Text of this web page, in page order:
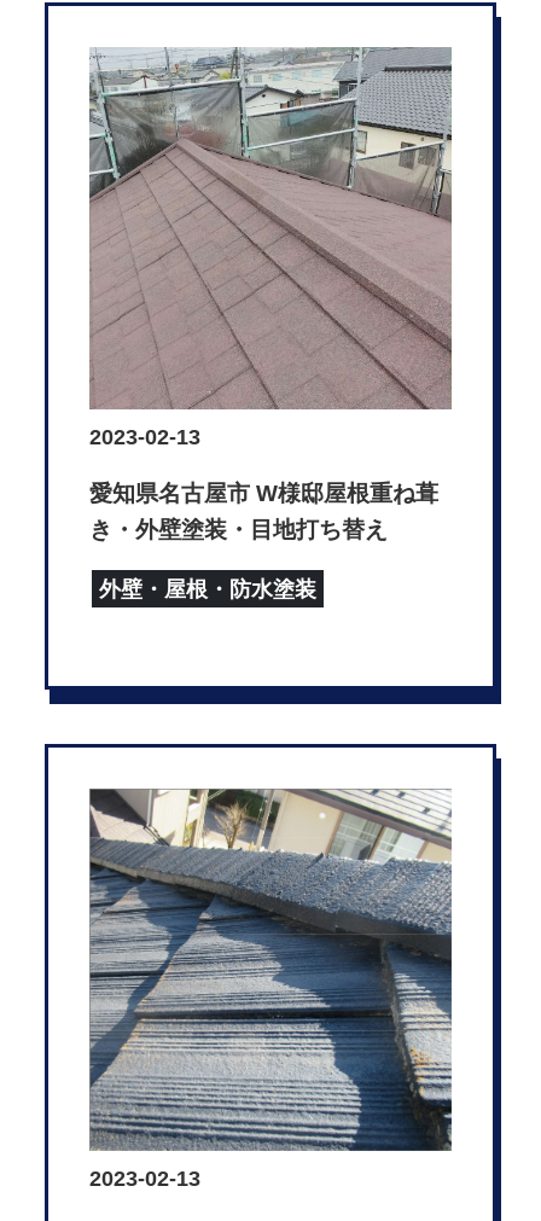
2023-02-13
愛知県名古屋市 W様邸屋根重ね葺
き・外壁塗装・目地打ち替え
外壁・屋根・防水塗装
2023-02-13